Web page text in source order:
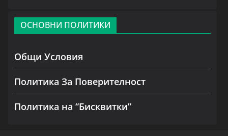
ОСНОВНИ ПОЛИТИКИ
Общи Условия
Политика За Поверителност
Политика на “Бисквитки”